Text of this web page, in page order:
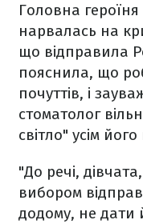
Головна
нарвалась на
що відправила
пояснила, що
почуттів, і
стоматолог
світло" усім
"До речі,
вибором
додому, не дати